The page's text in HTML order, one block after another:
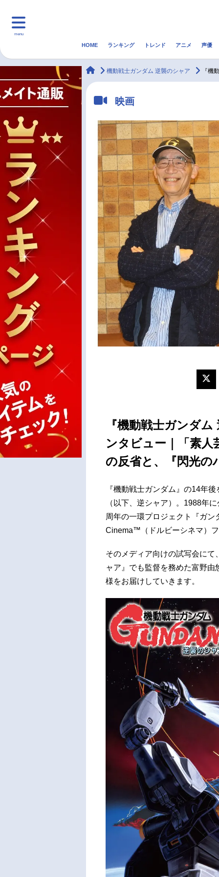
menu
マンガ・ラノベ ゲーム・アプリ
最新記事一覧
アニメ記事一覧
声優記事一覧
HOME ランキング トレンド アニメ 声優
animateTimes
機動戦士ガンダム 逆襲のシャア 『機
映画
『機動戦士ガンダ
ンタビュー｜「素
の反省と、『閃光の
『機動戦士ガンダム』の14年
（以下、逆シャア）。1988年
周年の一環プロジェクト『ガ
Cinema™（ドルビーシネマ）
そのメディア向けの試写会に
ャア』でも監督を務めた富野
様をお届けしていきます。